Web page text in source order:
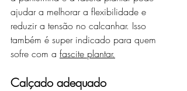
ajudar a melhorar a flexibilidade e
reduzir a tensão no calcanhar. Isso
também é super indicado para quem
sofre com a fascite plantar.
Calçado adequado